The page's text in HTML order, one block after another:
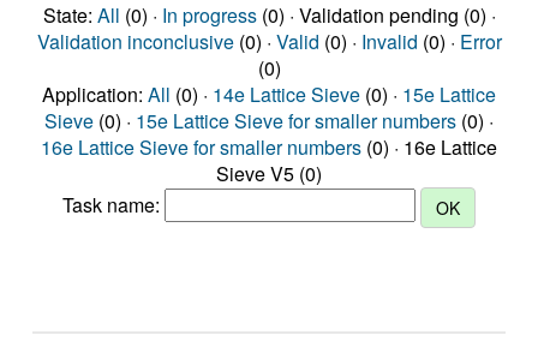
State: All (0) · In progress(0) · Validation pending (0) ·
Validation inconclusive(0) · Valid (0) · Invalid (0) · Error
(0)
Application: All (0) · 14e Lattice Sieve (0) · 15e Lattice
Sieve (0) · 15e Lattice Sieve for smaller numbers (0) ·
16e Lattice Sieve for smaller numbers (0) · 16e Lattice
Sieve V5 (0)
Task name: